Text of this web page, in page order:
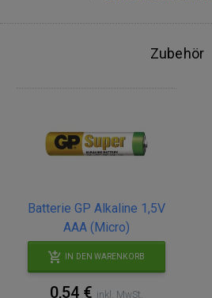
Zubehör
Batterie GP Alkaline 1,5V
AAA (Micro)
IN DEN WARENKORB
0,54 € inkl. MwSt.